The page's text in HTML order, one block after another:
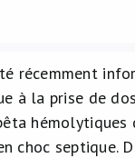
récemment
à la prise de
hémolytiques
choc septique.